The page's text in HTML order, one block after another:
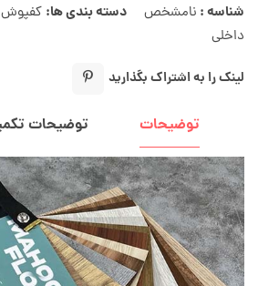
شناسه : نامشخص دسته بندی ها: کفپوش
داخلی
لینک را به اشتراک بگذارید
توضیحات توضیحات